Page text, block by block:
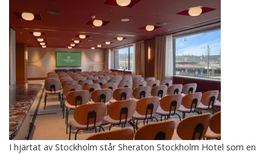
I hjärtat av Stockholm står Sheraton Stockholm Hotel som en